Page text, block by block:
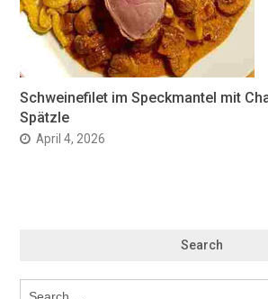
Schweinefilet im Speckmantel mit
Spätzle
April 4, 2026
Search